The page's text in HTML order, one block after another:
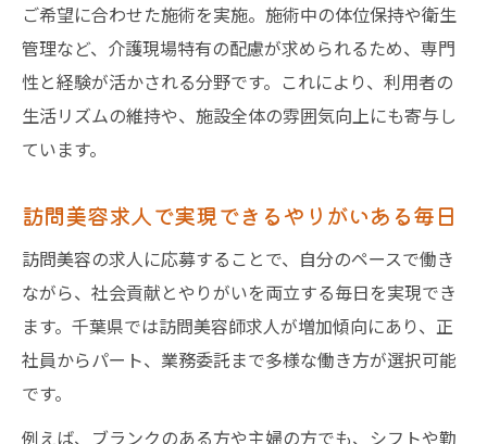
ご希望に合わせた施術を実施。施術中の体位保持や衛生
管理など、介護現場特有の配慮が求められるため、専門
性と経験が活かされる分野です。これにより、利用者の
生活リズムの維持や、施設全体の雰囲気向上にも寄与し
ています。
訪問美容求人で実現できるやりがいある毎日
訪問美容の求人に応募することで、自分のペースで働き
ながら、社会貢献とやりがいを両立する毎日を実現でき
ます。千葉県では訪問美容師求人が増加傾向にあり、正
社員からパート、業務委託まで多様な働き方が選択可能
です。
例えば、ブランクのある方や主婦の方でも、シフトや勤